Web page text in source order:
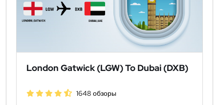
London Gatwick (LGW) To Dubai (DXB)
1648 обзоры